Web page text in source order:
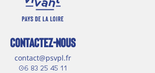
CONTACTEZ-NOUS
contact@psvpl.fr
06 83 25 45 11